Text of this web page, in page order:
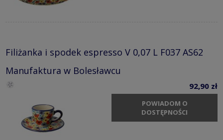
Filiżanka i spodek espresso V 0,07 L F037 AS62
Manufaktura w Bolesławcu
92,90 zł
POWIADOM O
DOSTĘPNOŚCI